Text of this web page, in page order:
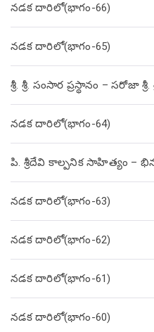
నడక దారిలో(భాగం-66)
నడక దారిలో(భాగం-65)
శ్రీ. శ్రీ. సంసార ప్రస్థానం – సరోజా శ్రీ.
నడక దారిలో(భాగం-64)
పి. శ్రీదేవి కాల్పనిక సాహిత్యం –
నడక దారిలో(భాగం-63)
నడక దారిలో(భాగం-62)
నడక దారిలో(భాగం-61)
నడక దారిలో(భాగం-60)